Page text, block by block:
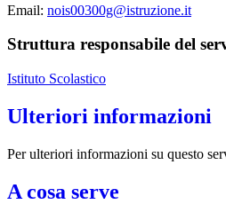
Email: nois00300g@istruzione.it
Struttura responsabile del
Istituto Scolastico
Ulteriori informazioni
Per ulteriori informazioni su questo
A cosa serve